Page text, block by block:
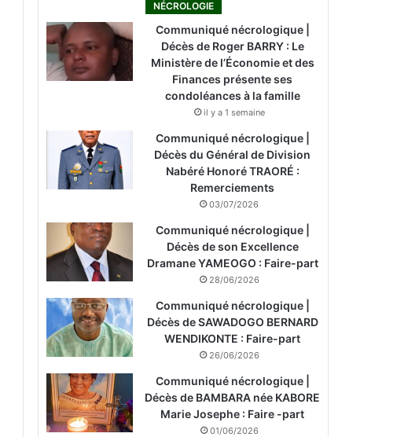
NÉCROLOGIE
Communiqué nécrologique |
Décès de Roger BARRY : Le
Ministère de l’Économie et des
Finances présente ses
condoléances à la famille
il y a 1 semaine
Communiqué nécrologique |
Décès du Général de Division
Nabéré Honoré TRAORÉ :
Remerciements
03/07/2026
Communiqué nécrologique |
Décès de son Excellence
Dramane YAMEOGO : Faire-part
28/06/2026
Communiqué nécrologique |
Décès de SAWADOGO BERNARD
WENDIKONTE : Faire-part
26/06/2026
Communiqué nécrologique |
Décès de BAMBARA née KABORE
Marie Josephe : Faire -part
01/06/2026